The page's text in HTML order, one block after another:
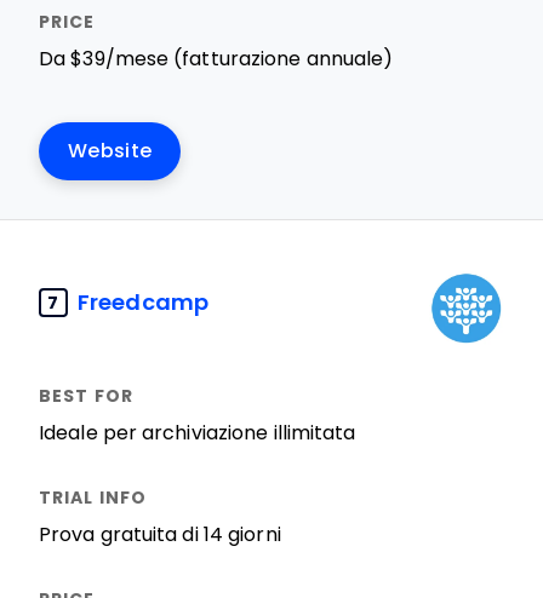
Da $39/mese (fatturazione annuale)
Website
7 Freedcamp
Ideale per archiviazione illimitata
Prova gratuita di 14 giorni